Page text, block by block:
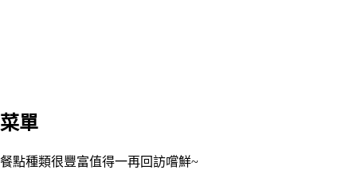
菜單
餐點種類很豐富值得一再回訪嚐鮮~